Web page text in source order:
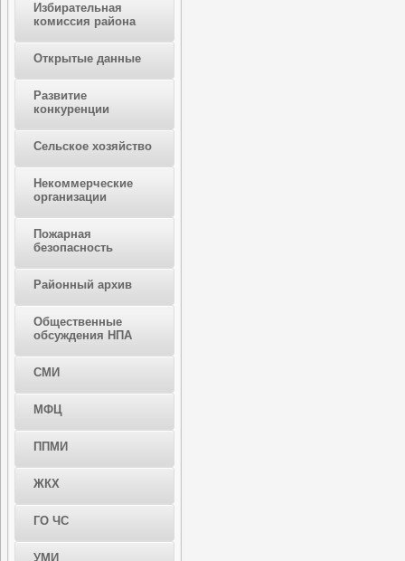
Избирательная
комиссия района
Открытые данные
Развитие
конкуренции
Сельское хозяйство
Некоммерческие
организации
Пожарная
безопасность
Районный архив
Общественные
обсуждения НПА
СМИ
МФЦ
ППМИ
ЖКХ
ГО ЧС
УМИ